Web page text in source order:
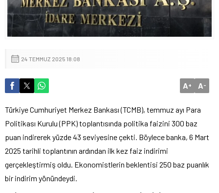
24 TEMMUZ 2025 18:08
A+ A-
Türkiye Cumhuriyet Merkez Bankası (TCMB), temmuz ayı Para
Politikası Kurulu (PPK) toplantısında politika faizini 300 baz
puan indirerek yüzde 43 seviyesine çekti. Böylece banka, 6 Mart
2025 tarihli toplantının ardından ilk kez faiz indirimi
gerçekleştirmiş oldu. Ekonomistlerin beklentisi 250 baz puanlık
bir indirim yönündeydi.